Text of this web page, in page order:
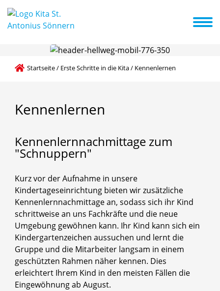
in die Kita Bildungsbereiche Aktuelles + Termine
Startseite/ Erste Schritte in die Kita/ Kennenlernen
Kennenlernen
Kennenlernnachmittage zum
"Schnuppern"
Kurz vor der Aufnahme in unsere
Kindertageseinrichtung bieten wir zusätzliche
Kennenlernnachmittage an, sodass sich ihr Kind
schrittweise an uns Fachkräfte und die neue
Umgebung gewöhnen kann. Ihr Kind kann sich ein
Kindergartenzeichen aussuchen und lernt die
Gruppe und die Mitarbeiter langsam in einem
geschützten Rahmen näher kennen. Dies
erleichtert Ihrem Kind in den meisten Fällen die
Eingewöhnung ab August.